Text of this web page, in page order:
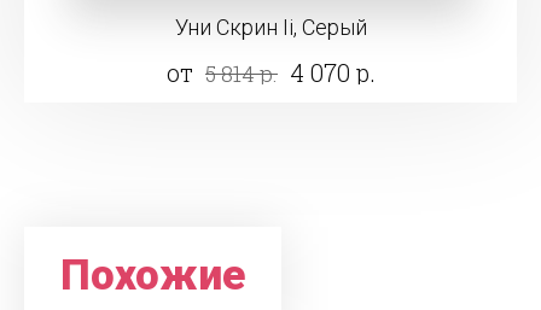
Уни Скрин Ii, Серый
от 5 814 р. 4 070 р.
Похожие